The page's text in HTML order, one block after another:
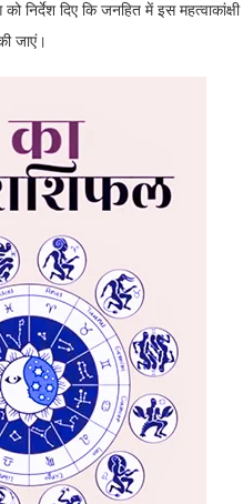
को निर्देश दिए कि जनहित में इस
जाएं।